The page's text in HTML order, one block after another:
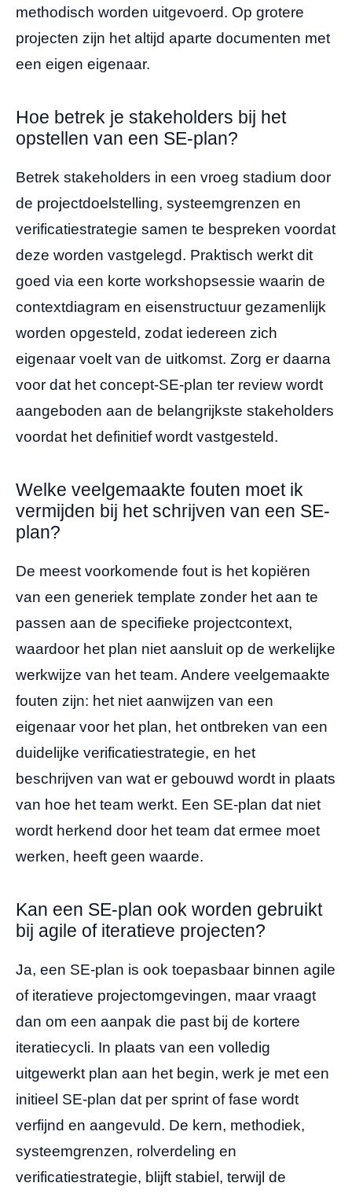
methodisch worden uitgevoerd. Op grotere
projecten zijn het altijd aparte documenten met
een eigen eigenaar.
Hoe betrek je stakeholders bij het
opstellen van een SE-plan?
Betrek stakeholders in een vroeg stadium door
de projectdoelstelling, systeemgrenzen en
verificatiestrategie samen te bespreken voordat
deze worden vastgelegd. Praktisch werkt dit
goed via een korte workshopsessie waarin de
contextdiagram en eisenstructuur gezamenlijk
worden opgesteld, zodat iedereen zich
eigenaar voelt van de uitkomst. Zorg er daarna
voor dat het concept-SE-plan ter review wordt
aangeboden aan de belangrijkste stakeholders
voordat het definitief wordt vastgesteld.
Welke veelgemaakte fouten moet ik
vermijden bij het schrijven van een SE-
plan?
De meest voorkomende fout is het kopiëren
van een generiek template zonder het aan te
passen aan de specifieke projectcontext,
waardoor het plan niet aansluit op de werkelijke
werkwijze van het team. Andere veelgemaakte
fouten zijn: het niet aanwijzen van een
eigenaar voor het plan, het ontbreken van een
duidelijke verificatiestrategie, en het
beschrijven van wat er gebouwd wordt in plaats
van hoe het team werkt. Een SE-plan dat niet
wordt herkend door het team dat ermee moet
werken, heeft geen waarde.
Kan een SE-plan ook worden gebruikt
bij agile of iteratieve projecten?
Ja, een SE-plan is ook toepasbaar binnen agile
of iteratieve projectomgevingen, maar vraagt
dan om een aanpak die past bij de kortere
iteratiecycli. In plaats van een volledig
uitgewerkt plan aan het begin, werk je met een
initieel SE-plan dat per sprint of fase wordt
verfijnd en aangevuld. De kern, methodiek,
systeemgrenzen, rolverdeling en
verificatiestrategie, blijft stabiel, terwijl de